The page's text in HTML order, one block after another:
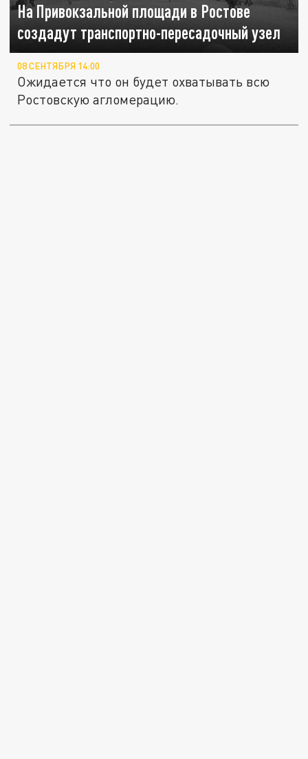
На Привокзальной площади в Ростове
создадут транспортно-пересадочный узел
08 СЕНТЯБРЯ 14:00
Ожидается что он будет охватывать всю
Ростовскую агломерацию.